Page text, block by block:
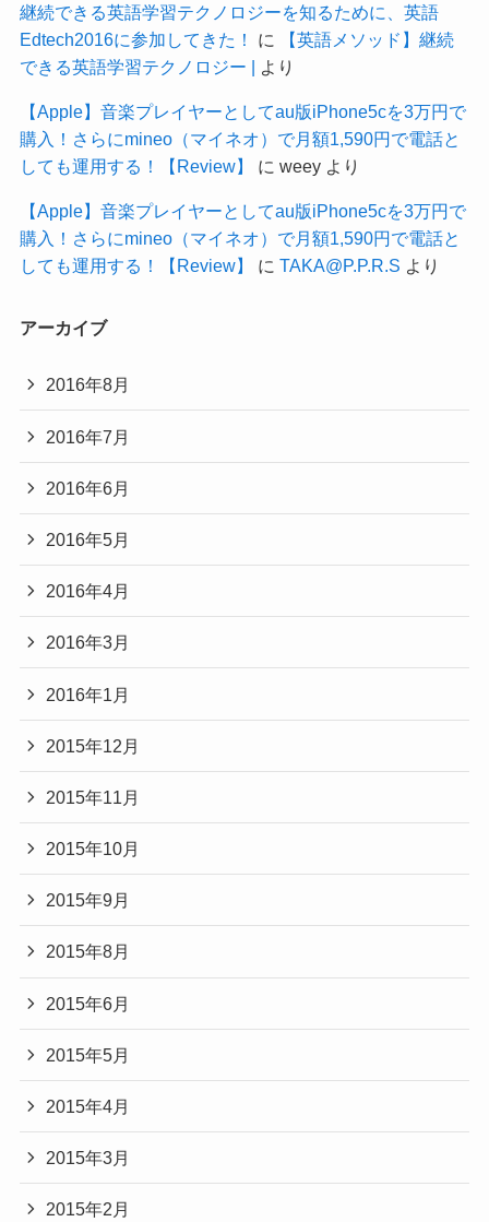
継続できる英語学習テクノロジーを知るために、英語
Edtech2016に参加してきた！
に
【英語メソッド】継続
できる英語学習テクノロジー | より
【Apple】音楽プレイヤーとしてau版iPhone5cを3万円で
購入！さらにmineo（マイネオ）で月額1,590円で電話と
しても運用する！【Review】
に weeyより
【Apple】音楽プレイヤーとしてau版iPhone5cを3万円で
購入！さらにmineo（マイネオ）で月額1,590円で電話と
しても運用する！【Review】
に TAKA@P.P.R.S より
アーカイブ
2016年8月
2016年7月
2016年6月
2016年5月
2016年4月
2016年3月
2016年1月
2015年12月
2015年11月
2015年10月
2015年9月
2015年8月
2015年6月
2015年5月
2015年4月
2015年3月
2015年2月